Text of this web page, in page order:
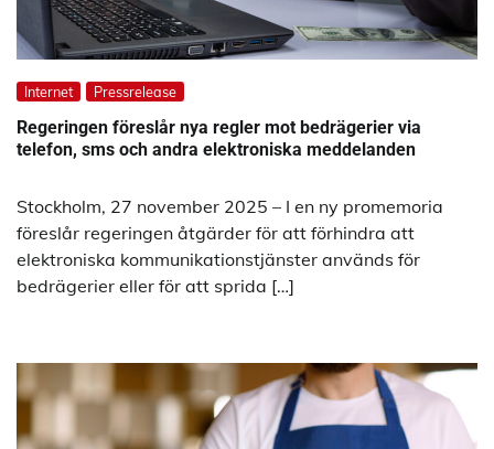
Internet Pressrelease
Regeringen föreslår nya regler mot bedrägerier via
telefon, sms och andra elektroniska meddelanden
Stockholm, 27 november 2025 – I en ny promemoria
föreslår regeringen åtgärder för att förhindra att
elektroniska kommunikationstjänster används för
bedrägerier eller för att sprida […]